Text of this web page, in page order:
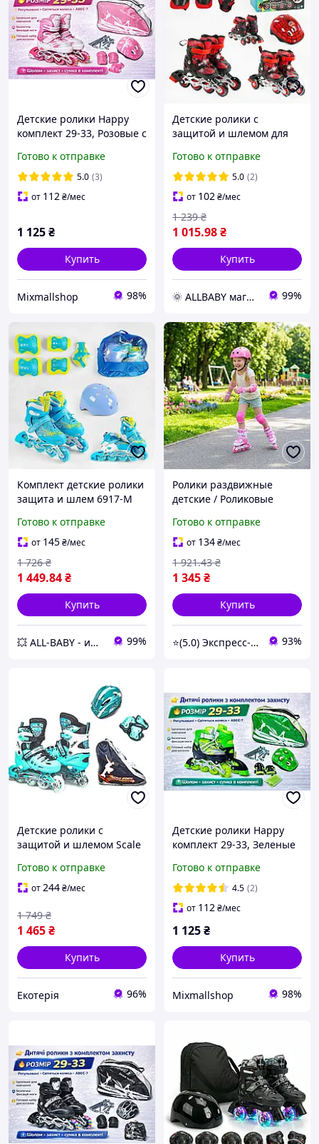
Детские ролики Happy
комплект 29-33, Розовые с
шлемом и защитой,
ABEC-7, PU колеса
Готово к отправке
5.0 (3)
от 112₴/мес
1 125₴
Купить
Mixmallshop 98%
Детские ролики с
защитой и шлемом для
размер 26-28 Красные,
колеса PVC, переставные
колеса
Готово к отправке
5.0 (2)
от 102₴/мес
1 015.98₴
1 239 ₴
Купить
🌞 ALLBABY магазин товаров для детей 99%
Комплект детские ролики
защита и шлем 6917-М
колеса PU бесшумные,
для мальчика
Готово к отправке
от 145₴/мес
1 449.84₴
1 726 ₴
Купить
💥 ALL-BABY - интернет - магазин товаров для детей 99%
Ролики раздвижные
детские / Роликовые
S (31-34), Розовые / Набор
детские ролики с шлемом
и защитой
Готово к отправке
от 134₴/мес
1 345₴
1 921.43 ₴
Купить
⭐(5.0) Экспресс-опт 93%
Детские ролики с
защитой и шлемом Scale
Колеса полиуретановые.
Размер 29-33
Готово к отправке
от244₴/мес
1 465₴
1 749 ₴
Купить
Екотерія 96%
Детские ролики Happy
комплект 29-33, Зеленые
шлемом и защитой,
ABEC-7, PU колеса
Готово к отправке
4.5 (2)
от 112₴/мес
1 125₴
Купить
Mixmallshop 98%